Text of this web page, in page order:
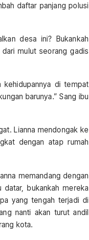
daftar panjang polusi
desa ini? Bukankah
mulut seorang gadis
kehidupannya di tempat
barunya.” Sang ibu
Lianna mendongak ke
dengan atap rumah
memandang dengan
bukankah mereka
yang tengah terjadi di
nanti akan turut andil
kota.